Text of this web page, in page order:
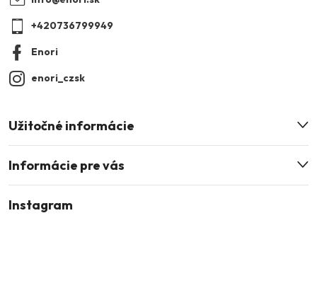
Užitočné informácie
Informácie pre vás
+420736799949
Enori
enori_czsk
Instagram